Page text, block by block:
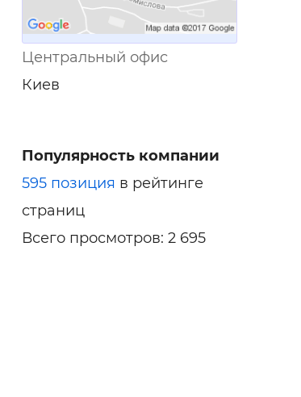
Центральный офис
Киев
Популярность компании
595 позиция в рейтинге
страниц
Всего просмотров: 2 695